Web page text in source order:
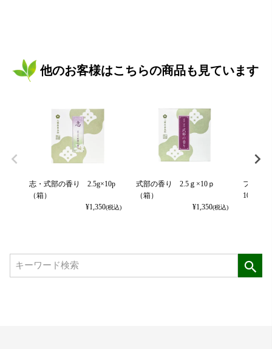
他のお客様はこちらの商品も見ています
志・式部の香り 2.5g×10p
（箱）
¥1,350(税込)
式部の香り 2.5ｇ×10ｐ
（箱）
¥1,350(税込)
フルー
10ｇ